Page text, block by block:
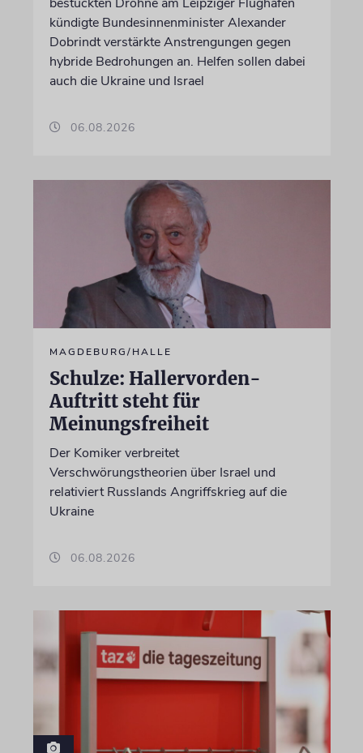
kündigte Bundesinnenminister Alexander
Dobrindt verstärkte Anstrengungen gegen
hybride Bedrohungen an. Helfen sollen dabei
auch die Ukraine und Israel
06.08.2026
MAGDEBURG/HALLE
Schulze: Hallervorden-
Auftritt steht für
Meinungsfreiheit
Der Komiker verbreitet
Verschwörungstheorien über Israel und
relativiert Russlands Angriffskrieg auf die
Ukraine
06.08.2026